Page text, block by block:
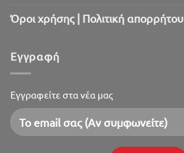
Όροι χρήσης | Πολιτική απορρήτου
Εγγραφή
Εγγραφείτε στα νέα μας